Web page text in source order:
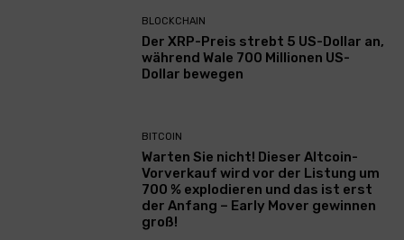
BLOCKCHAIN
Der XRP-Preis strebt 5 US-Dollar an,
während Wale 700 Millionen US-
Dollar bewegen
BITCOIN
Warten Sie nicht! Dieser Altcoin-
Vorverkauf wird vor der Listung um
700 % explodieren und das ist erst
der Anfang – Early Mover gewinnen
groß!